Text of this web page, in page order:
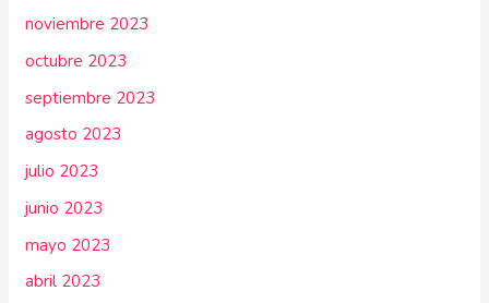
noviembre 2023
octubre 2023
septiembre 2023
agosto 2023
julio 2023
junio 2023
mayo 2023
abril 2023